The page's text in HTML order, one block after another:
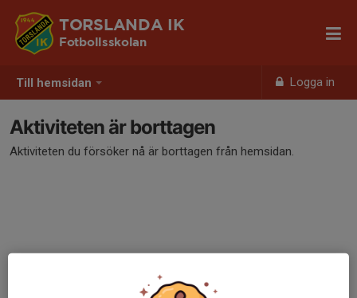
Till hemsidan Logga in
TORSLANDA IK
Fotbollsskolan
Aktiviteten är borttagen
Aktiviteten du försöker nå är borttagen från hemsidan.